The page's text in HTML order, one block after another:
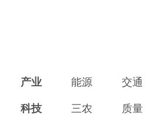
产业 能源 交通
科技 三农 质量